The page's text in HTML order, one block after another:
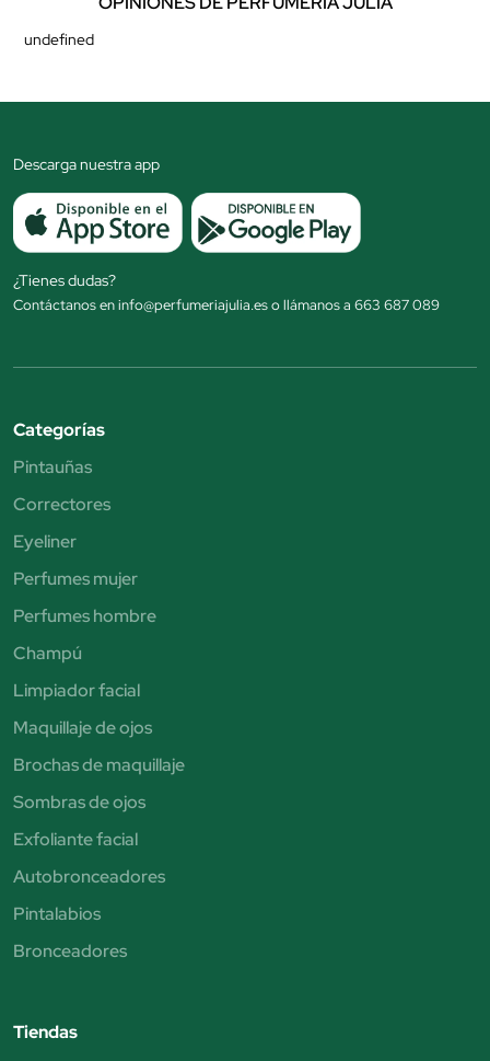
undefined
Descarga nuestra app
¿Tienes dudas?
Contáctanos en info@perfumeriajulia.es o llámanos a 663 687 089
Categorías
Pintauñas
Correctores
Eyeliner
Perfumes mujer
Perfumes hombre
Champú
Limpiador facial
Maquillaje de ojos
Brochas de maquillaje
Sombras de ojos
Exfoliante facial
Autobronceadores
Pintalabios
Bronceadores
Tiendas